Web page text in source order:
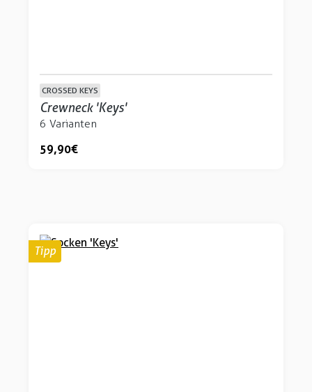
CROSSED KEYS
Crewneck 'Keys'
6 Varianten
59,90 €
Tipp